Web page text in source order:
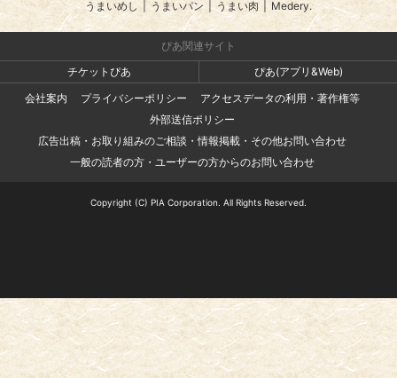
うまいめし
| うまいパン | うまい肉 Medery.
ぴあ関連サイト
チケットぴあ
ぴあ(アプリ&Web)
会社案内
プライバシーポリシー
アクセスデータの利用・著作権等
外部送信ポリシー
広告出稿・お取り組みのご相談・情報掲載・その他お問い合わせ
一般の読者の方・ユーザーの方からのお問い合わせ
Copyright (C) PIA Corporation. All Rights Reserved.